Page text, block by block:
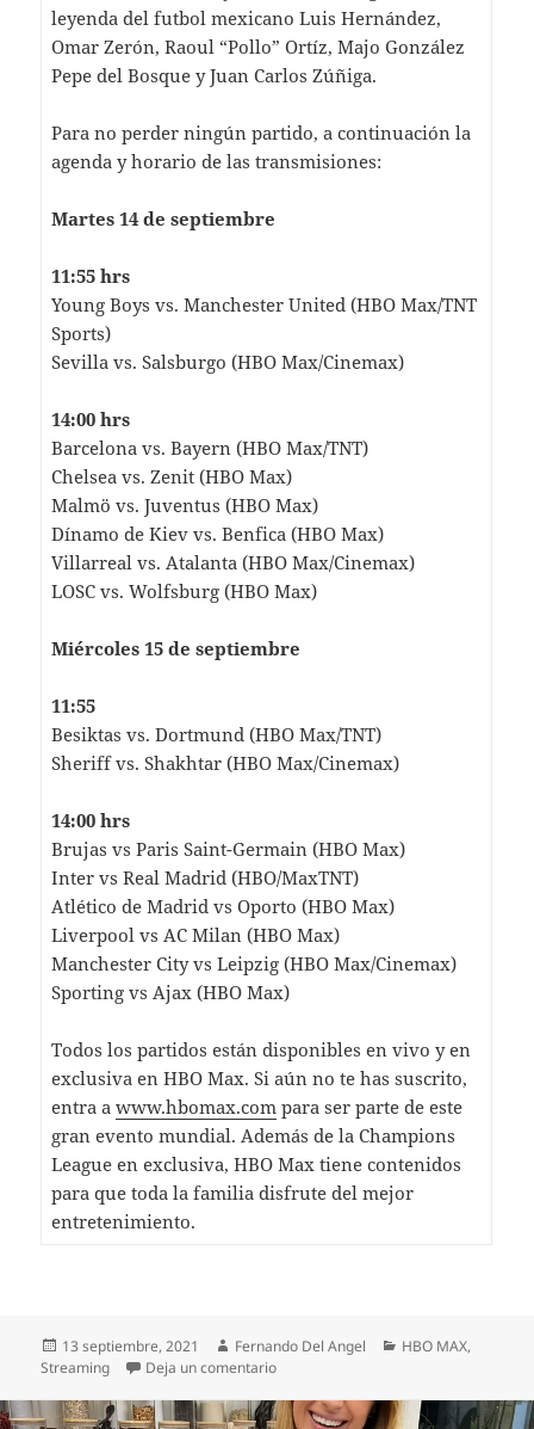
leyenda del futbol mexicano Luis Hernández,
Omar Zerón, Raoul “Pollo” Ortíz, Majo González
Pepe del Bosque y Juan Carlos Zúñiga.
Para no perder ningún partido, a continuación la
agenda y horario de las transmisiones:
Martes 14 de septiembre
11:55 hrs
Young Boys vs. Manchester United (HBO Max/TNT
Sports)
Sevilla vs. Salsburgo (HBO Max/Cinemax)
14:00 hrs
Barcelona vs. Bayern (HBO Max/TNT)
Chelsea vs. Zenit (HBO Max)
Malmö vs. Juventus (HBO Max)
Dínamo de Kiev vs. Benfica (HBO Max)
Villarreal vs. Atalanta (HBO Max/Cinemax)
LOSC vs. Wolfsburg (HBO Max)
Miércoles 15 de septiembre
11:55
Besiktas vs. Dortmund (HBO Max/TNT)
Sheriff vs. Shakhtar (HBO Max/Cinemax)
14:00 hrs
Brujas vs Paris Saint-Germain (HBO Max)
Inter vs Real Madrid (HBO/MaxTNT)
Atlético de Madrid vs Oporto (HBO Max)
Liverpool vs AC Milan (HBO Max)
Manchester City vs Leipzig (HBO Max/Cinemax)
Sporting vs Ajax (HBO Max)
Todos los partidos están disponibles en vivo y en
exclusiva en HBO Max. Si aún no te has suscrito,
entra a www.hbomax.compara ser parte de este
gran evento mundial. Además de la Champions
League en exclusiva, HBO Max tiene contenidos
para que toda la familia disfrute del mejor
entretenimiento.
Publicado
el
13 septiembre, 2021 Autor
Fernando Del Angel Categorías
HBO MAX,
Streaming
Deja un comentarioen SOLO EN HBO MAX: CHELSEA